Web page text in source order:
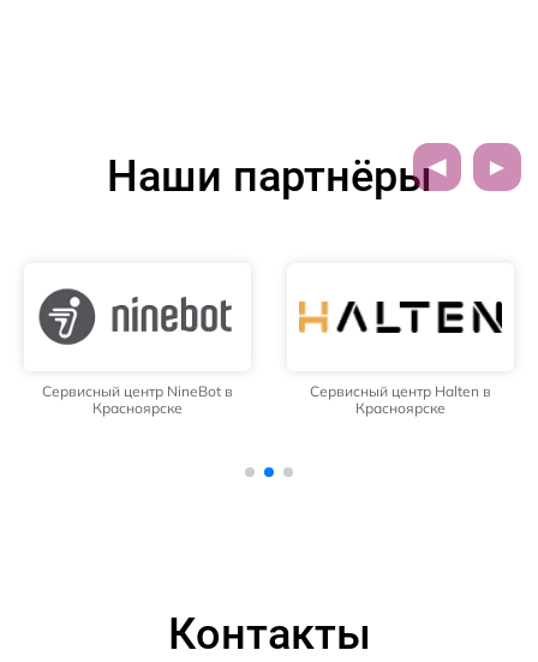
Наши партнёры
Сервисный центр NineBot в
Красноярске
Сервисный центр Halten в
Красноярске
Контакты